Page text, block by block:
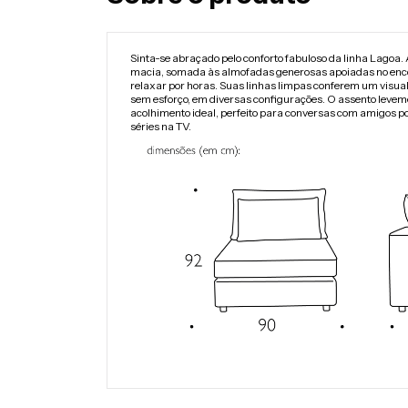
Sinta-se abraçado pelo conforto fabuloso da linha
macia, somada às almofadas generosas apoiadas no
relaxar por horas. Suas linhas limpas conferem um
sem esforço, em diversas configurações. O assento
acolhimento ideal, perfeito para conversas com amigos
séries na TV.